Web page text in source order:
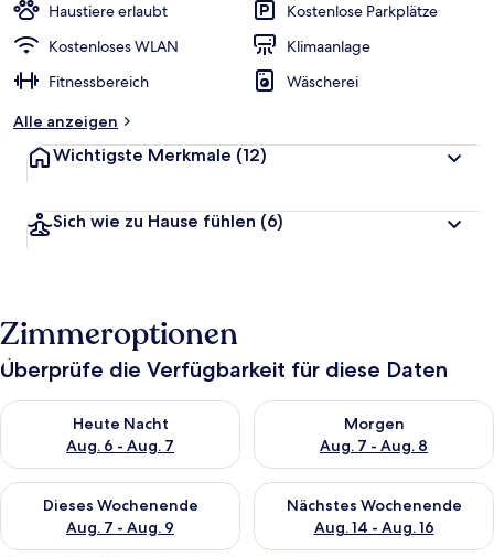
Haustiere erlaubt
Kostenlose Parkplätze
Kostenloses WLAN
Klimaanlage
Fitnessbereich
Wäscherei
Alle anzeigen
Wichtigste Merkmale (12)
Sich wie zu Hause fühlen (6)
Zimmeroptionen
Überprüfe die Verfügbarkeit für diese Daten
Heute Nacht
Aug. 6 - Aug. 7
Überprüfe die Verfügbarkeit für heute Nacht, Aug. 6 - Aug. 7.
Morgen
Aug. 7 - Aug. 8
Überprüfe die Verfügbarkeit
Dieses Wochenende
Aug. 7 - Aug. 9
Überprüfe die Verfügbarkeit für dieses Wochenende, Aug. 7
Nächstes Wochenende
Aug. 14 - Aug. 16
Überprüfe die Verfügbarkeit